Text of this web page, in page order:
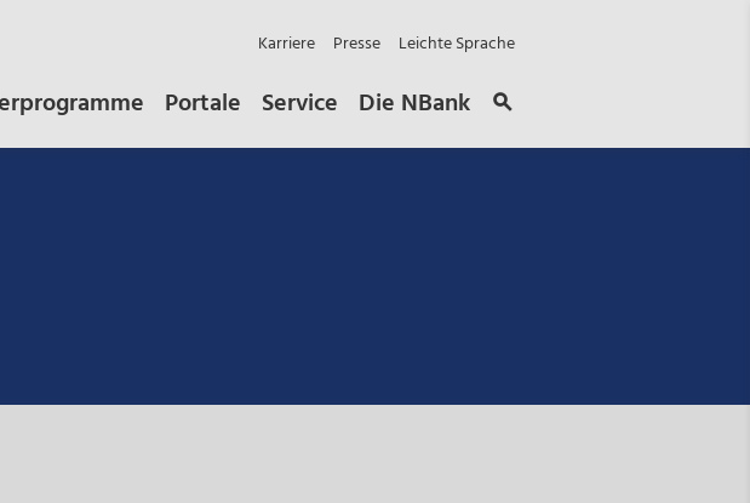
Karriere Presse Leichte Sprache
Portale Service Die NBank